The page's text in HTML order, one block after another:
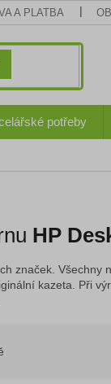
A PLATBA
potřeby
HP
značek.
kazeta. Při